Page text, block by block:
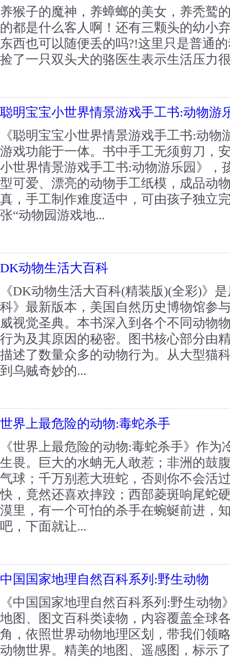
养猴子的魔神，养蟑螂的美女，养秃
的都是什么客人啊！还有三颗头的幼小
东西也可以随便丢的吗?!这里只是普通
捡了一只双头犬的骆医生表示生活压力
聪明宝宝小世界情景游戏手工书:动物游
《聪明宝宝小世界情景游戏手工书:动
游戏功能于一体。书中手工无须剪刀，
小世界情景游戏手工书:动物游乐园》，
型可爱、漂亮的动物手工纸模，成品动
真，手工制作难度适中，可由孩子独立
张“动物园游戏地...
DK动物生活大百科
《DK动物生活大百科(精装版)(全彩)》
科》最新版本，美国自然历史博物馆参
威视觉圣典。本书深入到各个不同动物
行为及其原因的秘密。图书核心部分由
描述了数量众多的动物行为。从大型猫
到乌贼奇妙的...
世界上最危险的动物:毒蛇杀手
《世界上最危险的动物:毒蛇杀手》作
生畏。巨大的水蚺无人敢惹；非洲的鼓
气球；千万别惹大班蛇，否则你不会活
快，竟然还喜欢摔跤；西部菱斑响尾蛇
漠里，有一个可怕的杀手在蜿蜒前进
吧，下面就让...
中国国家地理自然百科系列:野生动物
《中国国家地理自然百科系列:野生动
地图、图文百科类读物，内容覆盖全球
角，依照世界动物地理区划，带我们领
动物世界。精美的地图、遥感图，标示